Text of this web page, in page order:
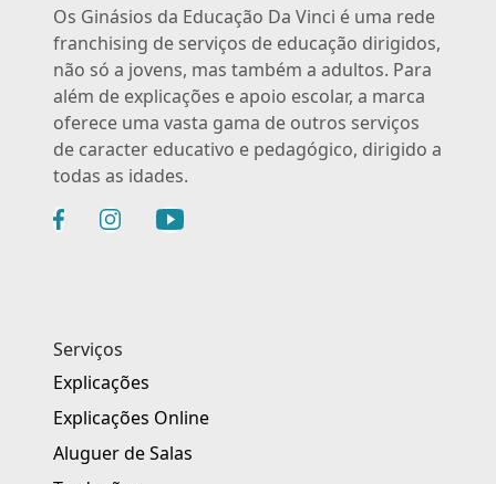
Os Ginásios da Educação Da Vinci é uma rede
franchising de serviços de educação dirigidos,
não só a jovens, mas também a adultos. Para
além de explicações e apoio escolar, a marca
oferece uma vasta gama de outros serviços
de caracter educativo e pedagógico, dirigido a
todas as idades.
Serviços
Explicações
Explicações Online
Aluguer de Salas